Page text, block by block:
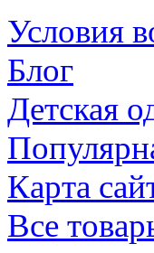
Условия
Блог
Детская
Карта
Все